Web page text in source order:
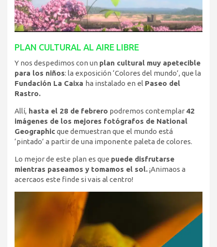
PLAN CULTURAL AL AIRE LIBRE
Y nos despedimos con un plan cultural muy apetecible
para los niños: la exposición ‘Colores del mundo’, que la
Fundación La Caixa ha instalado en el Paseo del
Rastro.
Allí, hasta el 28 de febrero podremos contemplar 42
imágenes de los mejores fotógrafos de National
Geographicque demuestran que el mundo está
‘pintado’ a partir de una imponente paleta de colores.
Lo mejor de este plan es que puede disfrutarse
mientras paseamos y tomamos el sol.¡Animaos a
acercaos este finde si vais al centro!